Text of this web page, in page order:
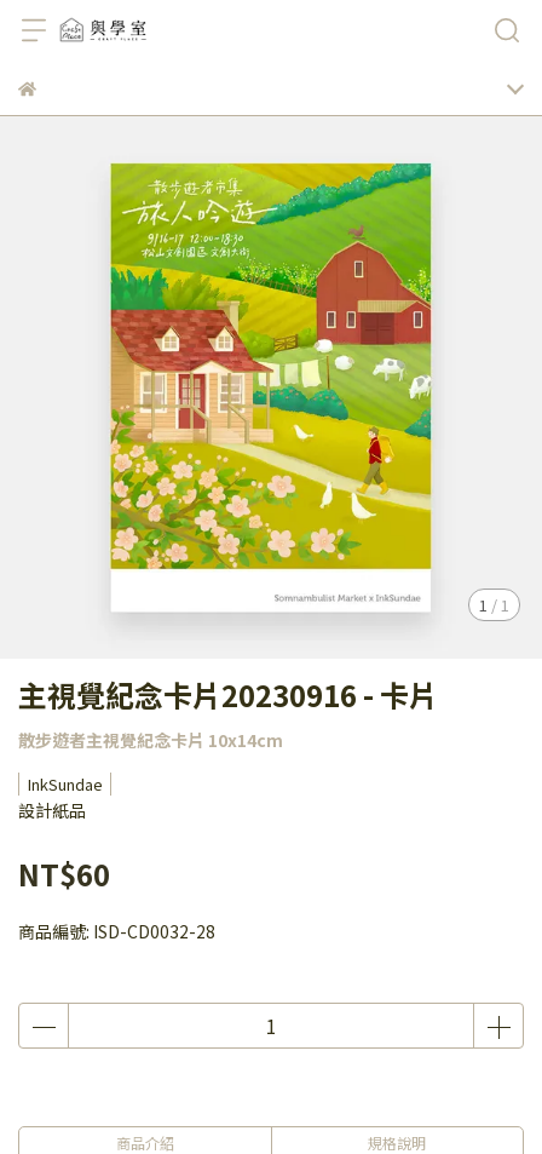
1 / 1
主視覺紀念卡片20230916 - 卡片
散步遊者主視覺紀念卡片 10x14cm
InkSundae
設計紙品
NT$60
商品編號: ISD-CD0032-28
商品介紹 規格說明